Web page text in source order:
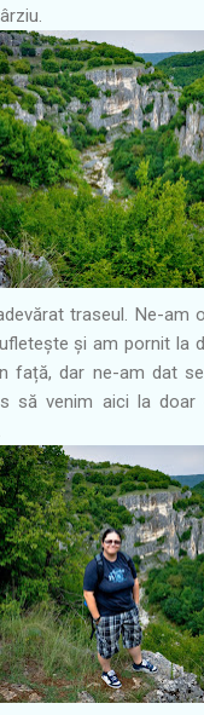
traseul. Ne-am
și am pornit la
față, dar ne-am dat
să venim aici la doar